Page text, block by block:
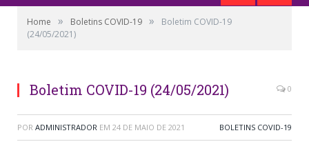
Home » Boletins COVID-19 »
Boletim COVID-19
(24/05/2021)
Boletim COVID-19 (24/05/2021) 0
POR ADMINISTRADOR EM 24 DE MAIO DE 2021 BOLETINS COVID-19